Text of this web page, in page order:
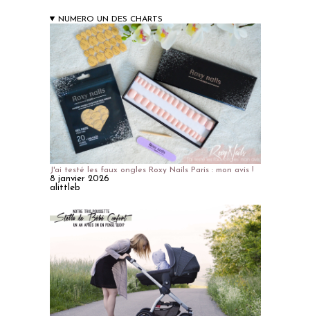
NUMERO UN DES CHARTS
J'ai testé les faux ongles Roxy Nails Paris : mon avis !
8 janvier 2026
alittleb